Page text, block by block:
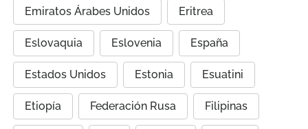
Emiratos Árabes Unidos Eritrea
Eslovaquia Eslovenia España
Estados Unidos Estonia Esuatini
Etiopía Federación Rusa Filipinas